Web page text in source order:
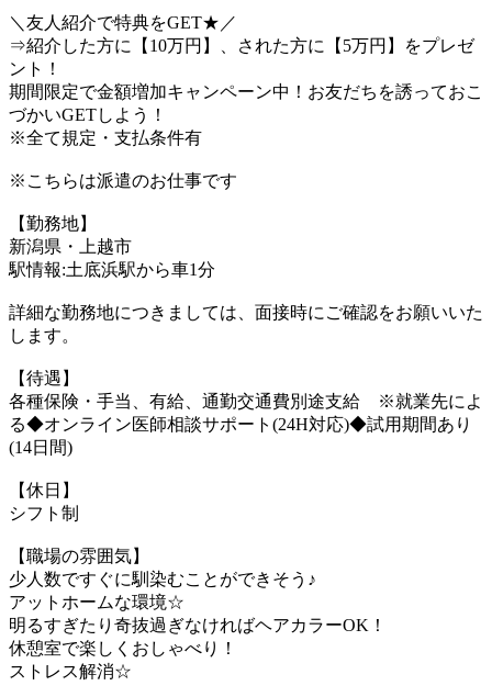
＼友人紹介で特典をGET★／
⇒紹介した方に【10万円】、された方に【5万円】をプレゼ
ント！
期間限定で金額増加キャンペーン中！お友だちを誘っておこ
づかいGETしよう！
※全て規定・支払条件有
※こちらは派遣のお仕事です
【勤務地】
新潟県・上越市
駅情報:土底浜駅から車1分
詳細な勤務地につきましては、面接時にご確認をお願いいた
します。
【待遇】
各種保険・手当、有給、通勤交通費別途支給 ※就業先によ
る◆オンライン医師相談サポート(24H対応)◆試用期間あり
(14日間)
【休日】
シフト制
【職場の雰囲気】
少人数ですぐに馴染むことができそう♪
アットホームな環境☆
明るすぎたり奇抜過ぎなければヘアカラーOK！
休憩室で楽しくおしゃべり！
ストレス解消☆